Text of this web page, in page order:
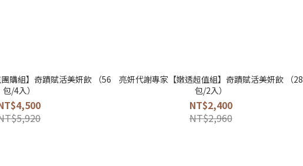
購組】奇蹟賦活美妍飲 （56
包/4入）
亮妍代謝專家【嫩透超值組】奇蹟賦活美妍飲 （28
包/2入）
NT$2,400
NT$2,960